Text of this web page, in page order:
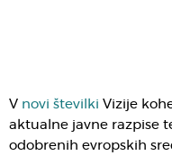
V novi številki Vizije
aktualne javne razpise
odobrenih evropskih